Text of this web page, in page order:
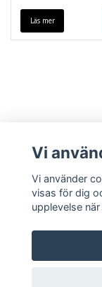
Läs mer
Vi
Vi använder
visas för dig
upplevelse